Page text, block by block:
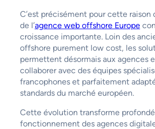
C’est précisément pour cette raison
de l’agence web offshore Europe
croissance importante. Loin des
offshore purement low cost, les
permettent désormais aux agences
collaborer avec des équipes
francophones et parfaitement
standards du marché européen.
Cette évolution transforme
fonctionnement des agences